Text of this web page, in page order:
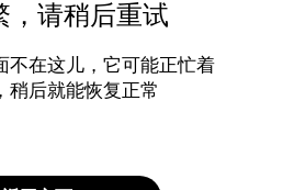
，请稍后重试
不在这儿，它可能正忙着
稍后就能恢复正常